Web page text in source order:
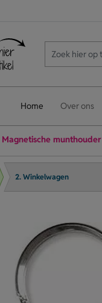
Home Over ons
Magnetische munthouder
2. Winkelwagen